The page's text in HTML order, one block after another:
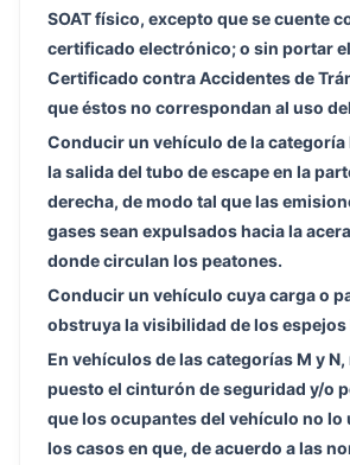
SOAT físico, excepto que se cuente
certificado electrónico; o sin portar el
Certificado contra Accidentes de
que éstos no correspondan al uso
Conducir un vehículo de la categoría
la salida del tubo de escape en la
derecha, de modo tal que las
gases sean expulsados hacia la
donde circulan los peatones.
Conducir un vehículo cuya carga o
obstruya la visibilidad de los espejos
En vehículos de las categorías M y
puesto el cinturón de seguridad y/o
que los ocupantes del vehículo no lo
los casos en que, de acuerdo a las